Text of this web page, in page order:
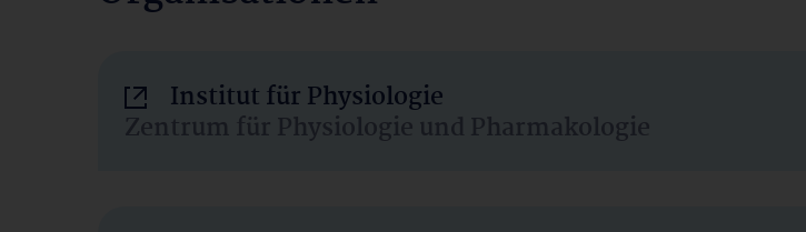
Institut für Physiologie
Zentrum für Physiologie und Pharmakologie